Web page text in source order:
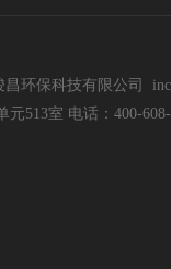
环保科技有限公司
513室 电话：400-